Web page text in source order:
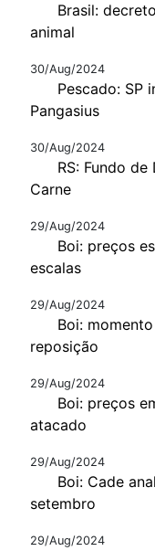
Brasil:
animal
30/Aug/2024
Pescado: SP
Pangasius
30/Aug/2024
RS: Fundo
Carne
29/Aug/2024
Boi: preços
escalas
29/Aug/2024
Boi:
reposição
29/Aug/2024
Boi: preços
atacado
29/Aug/2024
Boi: Cade
setembro
29/Aug/2024